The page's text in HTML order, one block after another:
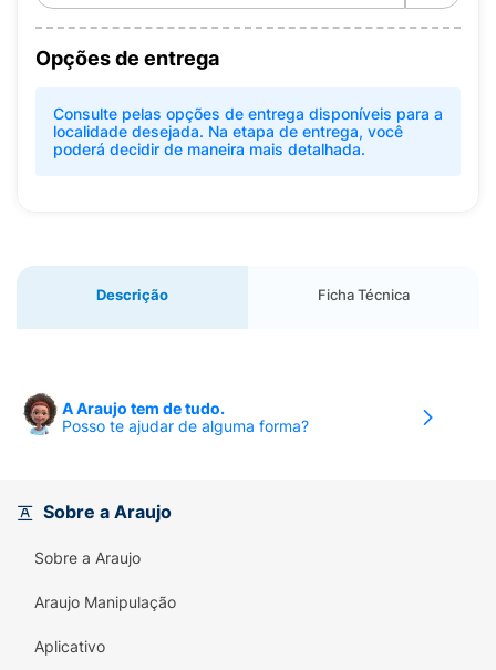
Opções de entrega
Consulte pelas opções de entrega disponíveis para a
localidade desejada. Na etapa de entrega, você
poderá decidir de maneira mais detalhada.
Descrição Ficha Técnica
A Araujo tem de tudo.
Posso te ajudar de alguma forma?
Sobre a Araujo
Sobre a Araujo
Araujo Manipulação
Aplicativo